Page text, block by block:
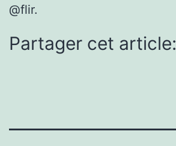
@flir.
Partager cet article: